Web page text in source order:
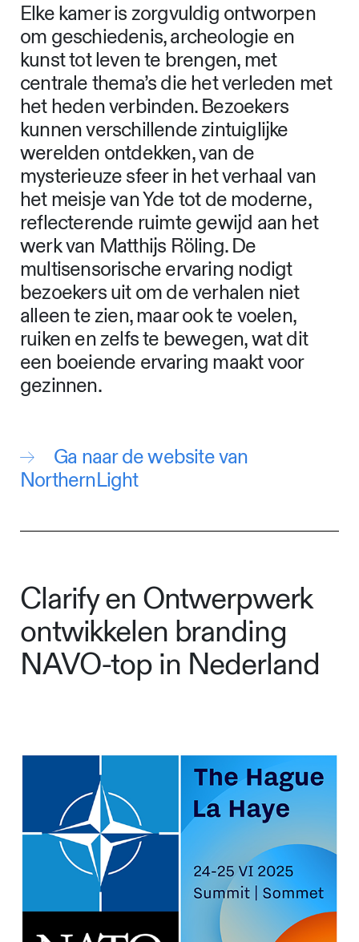
Elke kamer is zorgvuldig ontworpen
om geschiedenis, archeologie en
kunst tot leven te brengen, met
centrale thema’s die het verleden met
het heden verbinden. Bezoekers
kunnen verschillende zintuiglijke
werelden ontdekken, van de
mysterieuze sfeer in het verhaal van
het meisje van Yde tot de moderne,
reflecterende ruimte gewijd aan het
werk van Matthijs Röling. De
multisensorische ervaring nodigt
bezoekers uit om de verhalen niet
alleen te zien, maar ook te voelen,
ruiken en zelfs te bewegen, wat dit
een boeiende ervaring maakt voor
gezinnen.
Ga naar de website van
NorthernLight
Clarify en Ontwerpwerk
ontwikkelen branding
NAVO-top in Nederland